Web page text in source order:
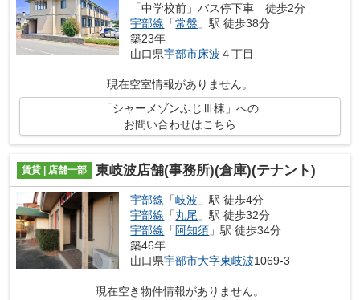
「中学校前」バス停下車 徒歩2分
宇部線 「常盤 」駅 徒歩38分
築23年
山口県宇部市床波 ４丁目
現在空室情報がありません。
「シャーメゾンふじⅢ棟」への
お問い合わせはこちら
賃貸 | 店舗一部 東岐波店舗(事務所)(倉庫)(テナント)
宇部線 「岐波 」駅 徒歩4分
宇部線 「丸尾 」駅 徒歩32分
宇部線 「 阿知須 」駅 徒歩34分
築46年
山口県宇部市大字東岐波1069-3
現在空き物件情報がありません。